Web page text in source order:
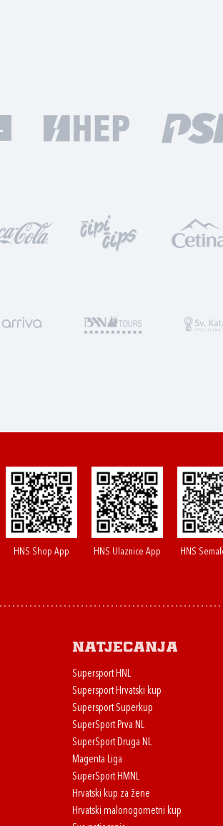
HNS Shop App HNS Ulaznice App HNS
Natjecanja
Supersport HNL
Supersport Hrvatski kup
Supersport Superkup
SuperSport Prva NL
SuperSport Druga NL
Magenta Liga
SuperSport HMNL
Hrvatski kup za žene
Hrvatski malonogometni kup